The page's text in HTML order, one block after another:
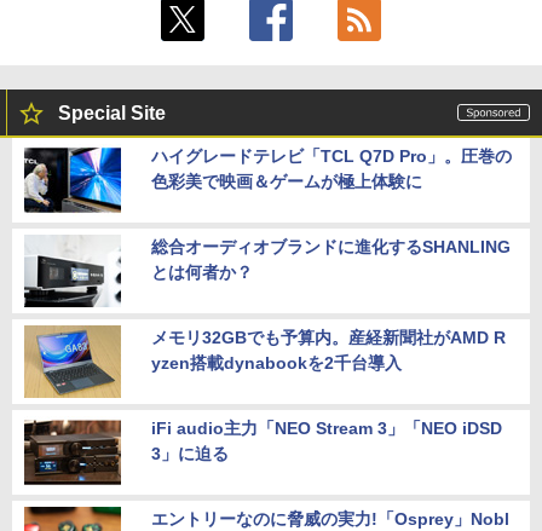
Special Site
ハイグレードテレビ「TCL Q7D Pro」。圧巻の
色彩美で映画＆ゲームが極上体験に
総合オーディオブランドに進化するSHANLING
とは何者か？
メモリ32GBでも予算内。産経新聞社がAMD R
yzen搭載dynabookを2千台導入
iFi audio主力「NEO Stream 3」「NEO iDSD
3」に迫る
エントリーなのに脅威の実力!「Osprey」Nobl